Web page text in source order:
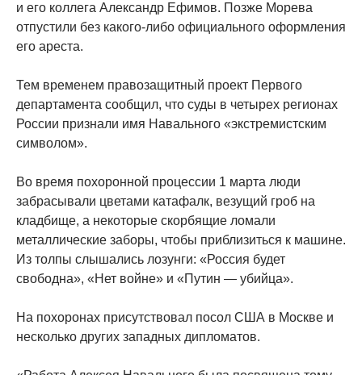
и его коллега Александр Ефимов. Позже Морева
отпустили без какого-либо официального оформления
его ареста.
Тем временем правозащитный проект Первого
департамента сообщил, что суды в четырех регионах
России признали имя Навального «экстремистским
символом».
Во время похоронной процессии 1 марта люди
забрасывали цветами катафалк, везущий гроб на
кладбище, а некоторые скорбящие ломали
металлические заборы, чтобы приблизиться к машине.
Из толпы слышались лозунги: «Россия будет
свободна», «Нет войне» и «Путин — убийца».
На похоронах присутствовал посол США в Москве и
несколько других западных дипломатов.